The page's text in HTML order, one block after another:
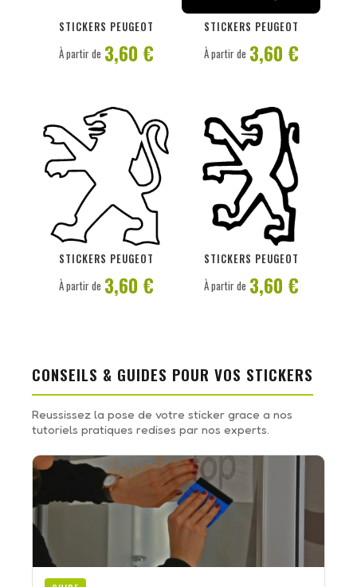
STICKERS PEUGEOT
À partir de 3,60 €
STICKERS PEUGEOT
PERSONNALISER
À partir de 3,60 €
STICKERS PEUGEOT
PERSONNALISER
À partir de 3,60 €
STICKERS PEUGEOT
PERSONNALISER
À partir de 3,60 €
CONSEILS & GUIDES POUR VOS STICKERS
Reussissez la pose de votre sticker grace a nos
tutoriels pratiques redises par nos experts.